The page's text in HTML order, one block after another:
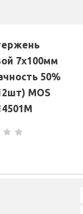
7х100мм
50%
MOS